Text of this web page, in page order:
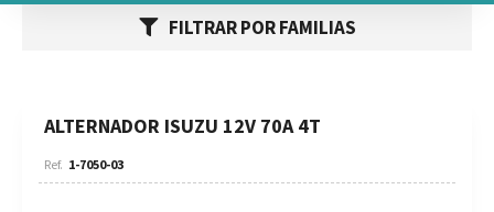
FILTRAR POR FAMILIAS
ALTERNADOR ISUZU 12V 70A 4T
1-7050-03